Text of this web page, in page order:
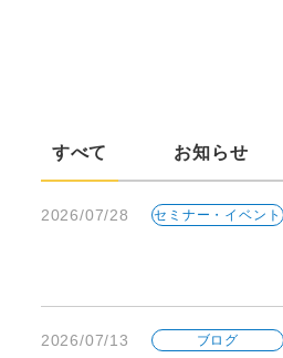
すべて お知らせ
2026/07/28 セミナー・イベント
2026/07/13 ブログ